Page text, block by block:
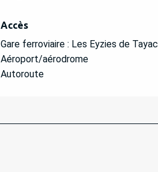
Accès
Accès
Gare ferroviaire : Les Eyzies de Tayac
Aéroport/aérodrome
Autoroute